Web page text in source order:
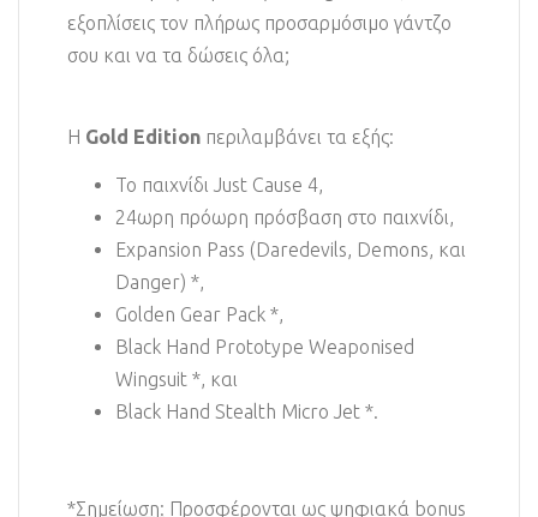
εξοπλίσεις τον πλήρως προσαρμόσιμο γάντζο
σου και να τα δώσεις όλα;
Η Gold Edition περιλαμβάνει τα εξής:
Το παιχνίδι Just Cause 4,
24ωρη πρόωρη πρόσβαση στο παιχνίδι,
Expansion Pass (Daredevils, Demons, και
Danger) *,
Golden Gear Pack *,
Black Hand Prototype Weaponised
Wingsuit *, και
Black Hand Stealth Micro Jet *.
*Σημείωση: Προσφέρονται ως ψηφιακά bonus